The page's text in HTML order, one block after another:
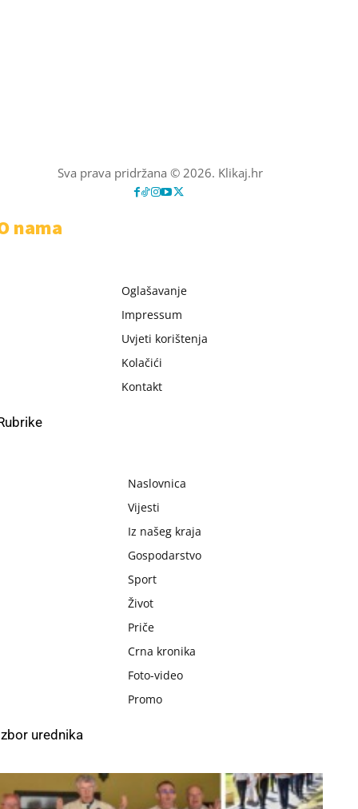
Sva prava pridržana © 2026. Klikaj.hr
nama
Oglašavanje
Impressum
Uvjeti korištenja
Kolačići
Kontakt
Naslovnica
Vijesti
Iz našeg kraja
Gospodarstvo
Sport
Život
Priče
Crna kronika
Foto-video
Promo
urednika